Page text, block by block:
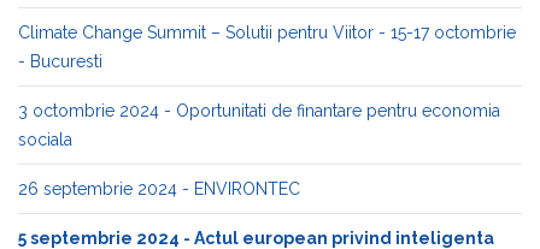
Climate Change Summit – Solutii pentru Viitor - 15-17 octombrie
- Bucuresti
3 octombrie 2024 - Oportunitati de finantare pentru economia
sociala
26 septembrie 2024 - ENVIRONTEC
5 septembrie 2024 - Actul european privind inteligenta